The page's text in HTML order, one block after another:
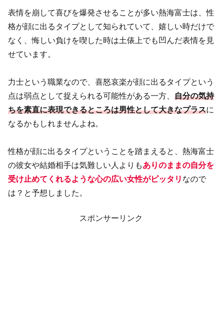
表情を崩して喜びを爆発させることが多い熱海富士は、性
格が顔に出るタイプとして知られていて、嬉しい時だけで
なく、悔しい負けを喫した時は土俵上でも凹んだ表情を見
せています。
力士という職業なので、喜怒哀楽が顔に出るタイプという
点は弱点として捉えられる可能性がある一方、 自分の気持
ちを素直に表現できるところは男性として大きなプラスに
なるかもしれませんよね。
性格が顔に出るタイプということを踏まえると、熱海富士
の彼女や結婚相手は気難しい人よりもありのままの自分を
受け止めてくれるような心の広い女性がピッタリ なので
は？と予想しました。
スポンサーリンク